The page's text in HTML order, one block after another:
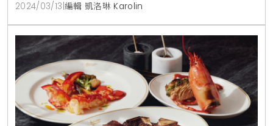
地食材入菜，推出創意菜品與原創調酒。單點菜品每道
420元至6,000元不等，亦可加價升級套餐，享前菜、
湯品、甜點自由選搭。佐
2024/03/13 編輯 凱洛琳 Karolin